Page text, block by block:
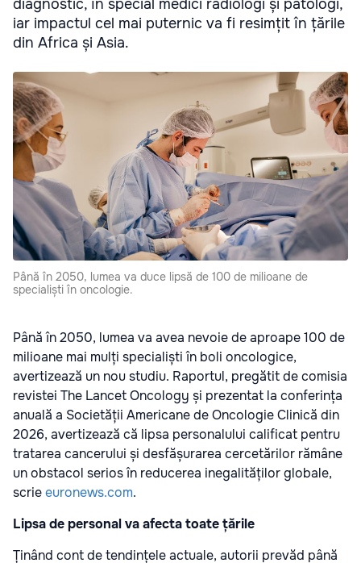
diagnostic, în special medici radiologi și patologi,
iar impactul cel mai puternic va fi resimțit în țările
din Africa și Asia.
Până în 2050, lumea va duce lipsă de 100 de milioane de
specialiști în oncologie.
Până în 2050, lumea va avea nevoie de aproape 100 de
milioane mai mulți specialiști în boli oncologice,
avertizează un nou studiu. Raportul, pregătit de comisia
revistei The Lancet Oncology și prezentat la conferința
anuală a Societății Americane de Oncologie Clinică din
2026, avertizează că lipsa personalului calificat pentru
tratarea cancerului și desfășurarea cercetărilor rămâne
un obstacol serios în reducerea inegalităților globale,
scrieeuronews.com.
Lipsa de personal va afecta toate țările
Ținând cont de tendințele actuale, autorii prevăd până